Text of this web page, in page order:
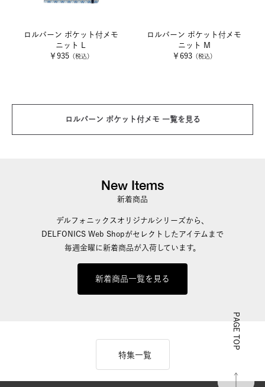
ロルバーン ポケット付メモ
ニット L
￥935（税込）
ロルバーン ポケット付メモ
ニット M
￥693 （税込）
ロルバーン ポケット付メモ 一覧を見る
New Items
新着商品
デルフォニックスオリジナルシリーズから、
DELFONICS Web Shopがセレクトしたアイテムまで
毎週金曜に新着商品が入荷しています。
新着商品一覧を見る
特集一覧
PAGE TOP